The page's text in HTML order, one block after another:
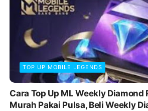
TOP UP MOBILE LEGENDS
Cara Top Up ML Weekly Diamond
Murah Pakai Pulsa, Beli Weekly